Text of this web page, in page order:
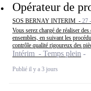
Opérateur de
SOS BERNAY INTERIM - 27
Vous serez chargé de réaliser
ensembles, en suivant les
contrôle qualité rigoureux des
Intérim - Temps plein
Publié il y a 3 jours